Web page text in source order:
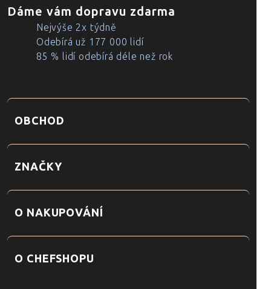
Dáme vám dopravu zdarma
Nejvýše 2x týdně
Odebírá už 177 000 lidí
85 % lidí odebírá déle než rok
OBCHOD
ZNAČKY
O NAKUPOVÁNÍ
O CHEFSHOPU